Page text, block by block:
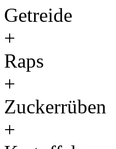
Getreide
+
Raps
+
Zuckerrüben
+